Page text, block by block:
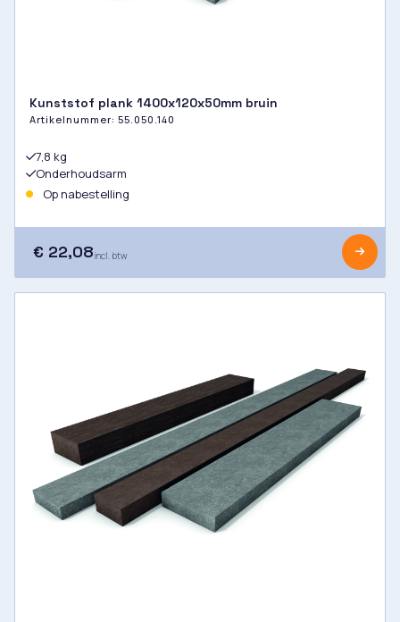
Kunststof plank 1400x120x50mm bruin
Artikelnummer: 55.050.140
7,8 kg
Onderhoudsarm
Op nabestelling
€ 22,08incl. btw